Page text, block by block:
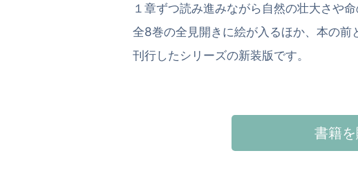
１章ずつ読み進みながら自然の壮大さや
全8巻の全見開きに絵が入るほか、本の
刊行したシリーズの新装版です。
書籍